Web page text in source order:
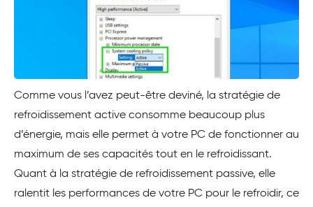
Comme vous l’avez peut-être deviné, la stratégie de
refroidissement active consomme beaucoup plus
d’énergie, mais elle permet à votre PC de fonctionner au
maximum de ses capacités tout en le refroidissant.
Quant à la stratégie de refroidissement passive, elle
ralentit les performances de votre PC pour le refroidir, ce